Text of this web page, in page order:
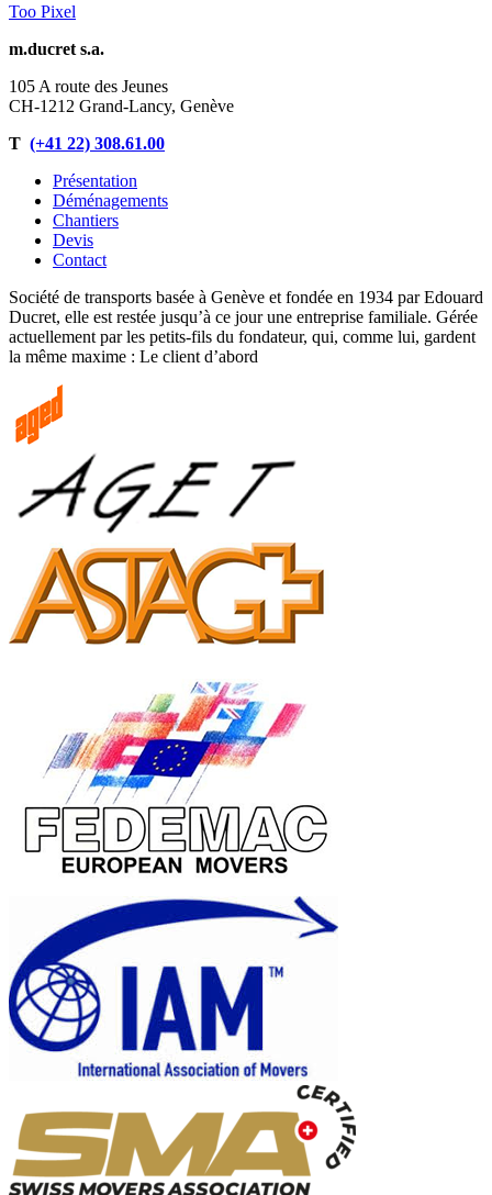
Too Pixel
m.ducret s.a.
105 A route des Jeunes
CH-1212 Grand-Lancy, Genève
T (+41 22) 308.61.00
Présentation
Déménagements
Chantiers
Devis
Contact
Société de transports basée à Genève et fondée en 1934 par Edouard
Ducret, elle est restée jusqu’à ce jour une entreprise familiale. Gérée
actuellement par les petits-fils du fondateur, qui, comme lui, gardent
la même maxime : Le client d’abord